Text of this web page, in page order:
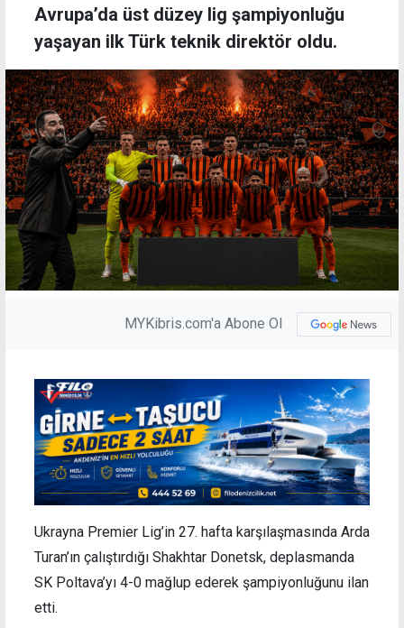
Avrupa’da üst düzey lig şampiyonluğu
yaşayan ilk Türk teknik direktör oldu.
MYKibris.com'a Abone Ol
Ukrayna Premier Lig’in 27. hafta karşılaşmasında Arda
Turan’ın çalıştırdığı Shakhtar Donetsk, deplasmanda
SK Poltava’yı 4-0 mağlup ederek şampiyonluğunu ilan
etti.